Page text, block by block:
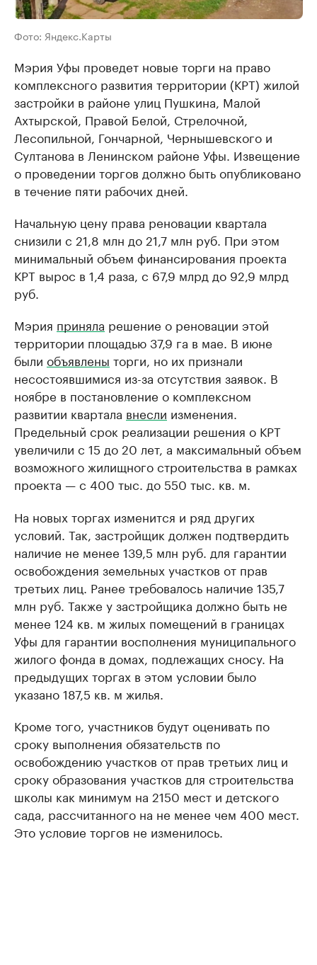
Фото: Яндекс.Карты
Мэрия Уфы проведет новые торги на право
комплексного развития территории (КРТ) жилой
застройки в районе улиц Пушкина, Малой
Ахтырской, Правой Белой, Стрелочной,
Лесопильной, Гончарной, Чернышевского и
Султанова в Ленинском районе Уфы. Извещение
о проведении торгов должно быть опубликовано
в течение пяти рабочих дней.
Начальную цену права реновации квартала
снизили с 21,8 млн до 21,7 млн руб. При этом
минимальный объем финансирования проекта
КРТ вырос в 1,4 раза, с 67,9 млрд до 92,9 млрд
руб.
Мэрия приняла решение о реновации этой
территории площадью 37,9 га в мае. В июне
были объявлены торги, но их признали
несостоявшимися из-за отсутствия заявок. В
ноябре в постановление о комплексном
развитии квартала внесли изменения.
Предельный срок реализации решения о КРТ
увеличили с 15 до 20 лет, а максимальный объем
возможного жилищного строительства в рамках
проекта — с 400 тыс. до 550 тыс. кв. м.
На новых торгах изменится и ряд других
условий. Так, застройщик должен подтвердить
наличие не менее 139,5 млн руб. для гарантии
освобождения земельных участков от прав
третьих лиц. Ранее требовалось наличие 135,7
млн руб. Также у застройщика должно быть не
менее 124 кв. м жилых помещений в границах
Уфы для гарантии восполнения муниципального
жилого фонда в домах, подлежащих сносу. На
предыдущих торгах в этом условии было
указано 187,5 кв. м жилья.
Кроме того, участников будут оценивать по
сроку выполнения обязательств по
освобождению участков от прав третьих лиц и
сроку образования участков для строительства
школы как минимум на 2150 мест и детского
сада, рассчитанного на не менее чем 400 мест.
Это условие торгов не изменилось.